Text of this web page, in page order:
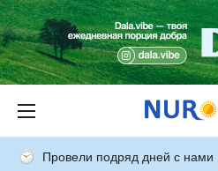
Провели подряд дней с нами